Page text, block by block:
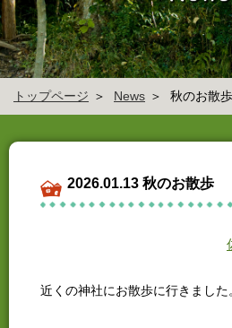
トップページ News 秋のお散歩
2026.01.13 秋のお散歩
近くの神社にお散歩に行きました